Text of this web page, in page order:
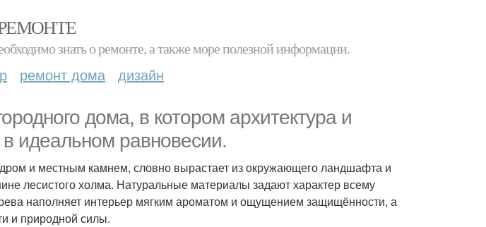
знать о ремонте, а также море полезной информации.
ремонт дома дизайн
дома, в котором архитектура и
идеальном равновесии.
и местным камнем, словно вырастает из окружающего ландшафта и
лесистого холма. Натуральные материалы задают характер всему
наполняет интерьер мягким ароматом и ощущением защищённости, а
и природной силы.